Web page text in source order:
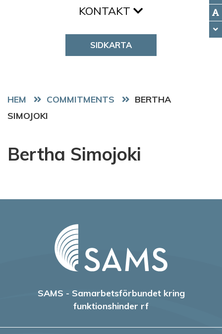
KONTAKT
SIDKARTA
HEM COMMITMENTS
BERTHA
SIMOJOKI
Bertha Simojoki
SAMS - Samarbetsförbundet kring
funktionshinder rf